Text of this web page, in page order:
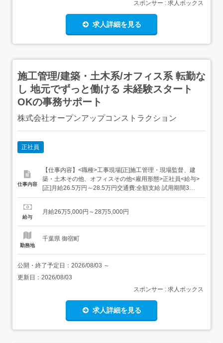
スポンサー : 求人ボックス
求人詳細を見る
施工管理/建築・土木系/オフィス系 転勤な
し 地元でずっと働ける 未経験スタート
OKの事務サポート
株式会社オープンアップコンストラクション
正社員
仕事内容
【仕事内容】<職種>工事現場[正]施工管理・現場監督、建
築・土木その他、オフィスその他<雇用形態>正社員<給与>
[正]月給26.5万円～28.5万円交通費:全額支給 試用期間3ヶ
月(雇用形態は本採用時と同条件/給与は下記参照) 固定残業
ヵ月目:月給23.9万円～2～3ヶ月目:月給28万円 固定残業代
給与
月給26万5,000円～28万5,000円
勤務地
千葉県 御宿町
公開・終了予定日： 2026/08/03 ～
更新日： 2026/08/03
スポンサー : 求人ボックス
求人詳細を見る